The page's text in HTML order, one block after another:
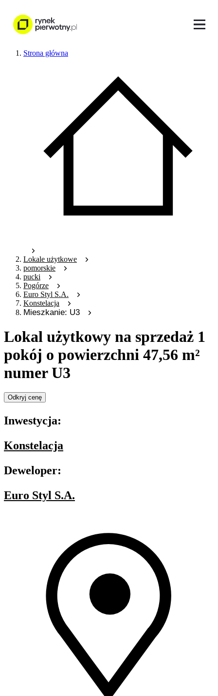
Strona główna
Lokale użytkowe
pomorskie
pucki
Pogórze
Euro Styl S.A.
Konstelacja
Mieszkanie: U3
Lokal użytkowy na sprzedaż 1
pokój o powierzchni 47,56 m²
numer U3
Odkryj cenę
Inwestycja:
Konstelacja
Deweloper:
Euro Styl S.A.